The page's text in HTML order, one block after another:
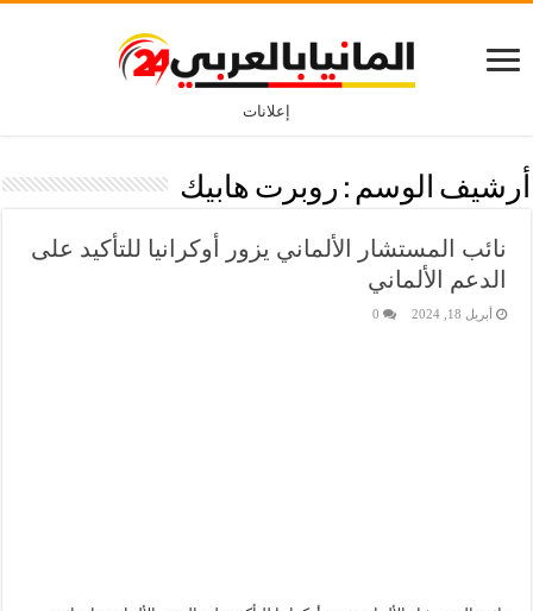
إعلانات
أرشيف الوسم : روبرت هابيك
نائب المستشار الألماني يزور أوكرانيا للتأكيد على
الدعم الألماني
أبريل 18, 2024 0